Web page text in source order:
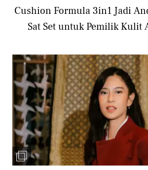
Cushion Formula 3in1 Jadi
Sat Set untuk Pemilik Kulit